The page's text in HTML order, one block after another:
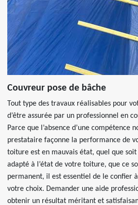
Couvreur pose de bâche
Tout type des travaux réalisables pour
d’être assurée par un professionnel en
Parce que l’absence d’une compétence
prestataire façonne la performance de
toiture est en mauvais état, quel que
adapté à l’état de votre toiture, que ce
permanent, il est essentiel de le confier
votre choix. Demander une aide
obtenir un résultat méritant et